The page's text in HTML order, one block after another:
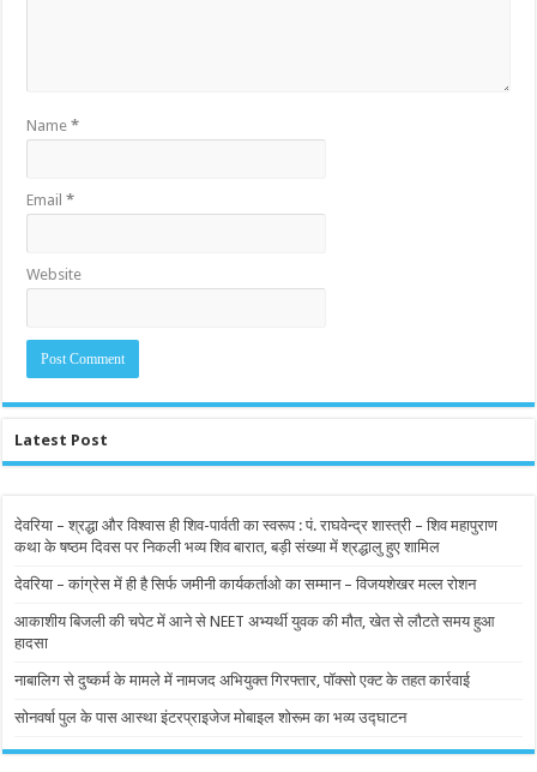
Name*
Email*
Website
Latest Post
देवरिया – श्रद्धा और विश्वास ही शिव-पार्वती का स्वरूप : पं. राघवेन्द्र शास्त्री – शिव महापुराण
कथा के षष्ठम दिवस पर निकली भव्य शिव बारात, बड़ी संख्या में श्रद्धालु हुए शामिल
देवरिया – कांग्रेस में ही है सिर्फ जमीनी कार्यकर्ताओ का सम्मान – विजयशेखर मल्ल रोशन
आकाशीय बिजली की चपेट में आने से NEET अभ्यर्थी युवक की मौत, खेत से लौटते समय हुआ
हादसा
नाबालिग से दुष्कर्म के मामले में नामजद अभियुक्त गिरफ्तार, पॉक्सो एक्ट के तहत कार्रवाई
सोनवर्षा पुल के पास आस्था इंटरप्राइजेज मोबाइल शोरूम का भव्य उद्घाटन